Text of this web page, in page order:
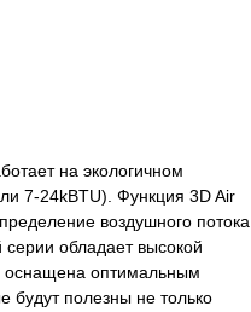
на экологичном
7-24kBTU). Функция 3D Air
воздушного потока
обладает высокой
оснащена оптимальным
будут полезны не только